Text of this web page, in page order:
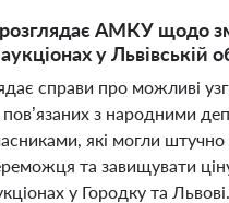
розглядає АМКУ щодо
у Львівській
справи про можливі
пов’язаних з народними
які могли штучно
та завищувати
у Городку та Львові.